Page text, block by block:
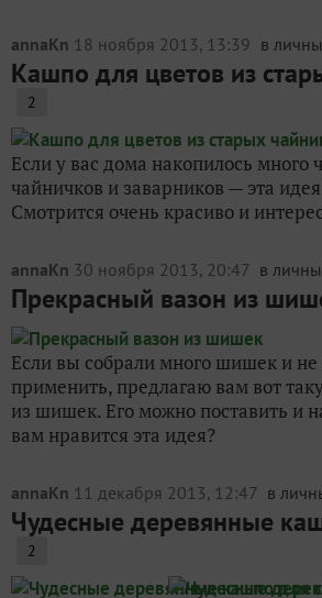
annaKn 18 ноября 2013, 13:39 в
Кашпо для цветов из
2
Если у вас дома накопилось много
чайничков и заварников — эта
Смотрится очень красиво и
annaKn 30 ноября 2013, 20:47 в
Прекрасный вазон из
Если вы собрали много шишек и не
применить, предлагаю вам вот
из шишек. Его можно поставить и
вам нравится эта идея?
annaKn 11 декабря 2013, 12:47 в
Чудесные деревянные
2